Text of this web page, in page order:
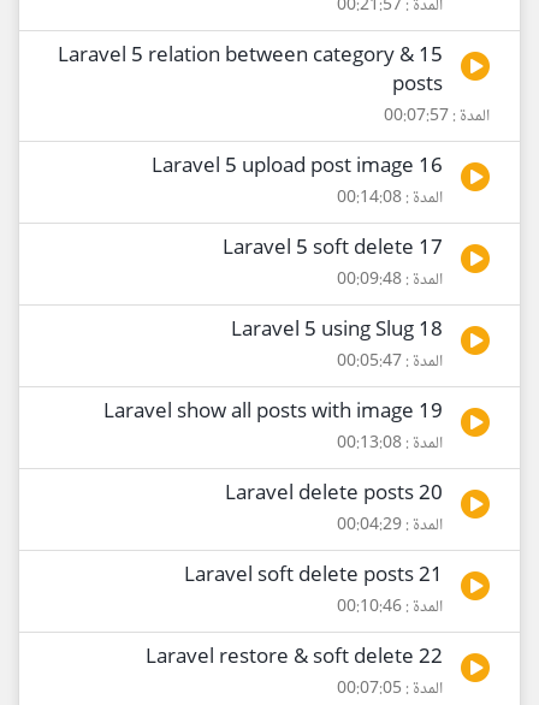
المدة : 00:21:57
15 Laravel 5 relation between category &
posts
المدة : 00:07:57
16 Laravel 5 upload post image
المدة : 00:14:08
17 Laravel 5 soft delete
المدة : 00:09:48
18 Laravel 5 using Slug
المدة : 00:05:47
19 Laravel show all posts with image
المدة : 00:13:08
20 Laravel delete posts
المدة : 00:04:29
21 Laravel soft delete posts
المدة : 00:10:46
22 Laravel restore & soft delete
المدة : 00:07:05